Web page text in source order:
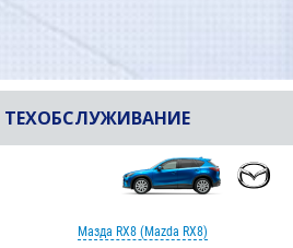
Мазда RX8 (Mazda RX8)